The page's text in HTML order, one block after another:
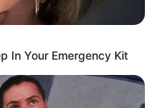
In Your Emergency Kit